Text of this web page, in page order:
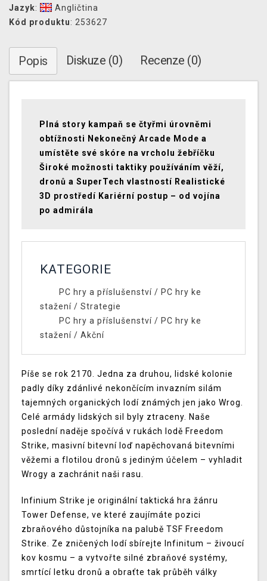
Jazyk:
Angličtina
Kód produktu: 253627
Popis Diskuze (0) Recenze (0)
Plná story kampaň se čtyřmi úrovněmi
obtížnosti Nekonečný Arcade Mode a
umístěte své skóre na vrcholu žebříčku
Široké možnosti taktiky používáním věží,
dronů a SuperTech vlastností Realistické
3D prostředí Kariérní postup – od vojína
po admirála
KATEGORIE
PC hry a příslušenství/ PC hry ke
stažení / Strategie
PC hry a příslušenství/ PC hry ke
stažení / Akční
Píše se rok 2170. Jedna za druhou, lidské kolonie
padly díky zdánlivé nekončícím invazním silám
tajemných organických lodí známých jen jako Wrog.
Celé armády lidských sil byly ztraceny. Naše
poslední naděje spočívá v rukách lodě Freedom
Strike, masivní bitevní loď napěchovaná bitevními
věžemi a flotilou dronů s jediným účelem – vyhladit
Wrogy a zachránit naši rasu.
Infinium Strike je originální taktická hra žánru
Tower Defense, ve které zaujímáte pozici
zbraňového důstojníka na palubě TSF Freedom
Strike. Ze zničených lodí sbírejte Infinitum – živoucí
kov kosmu – a vytvořte silné zbraňové systémy,
smrtící letku dronů a obraťte tak průběh války